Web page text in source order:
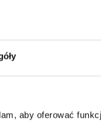
aby oferować